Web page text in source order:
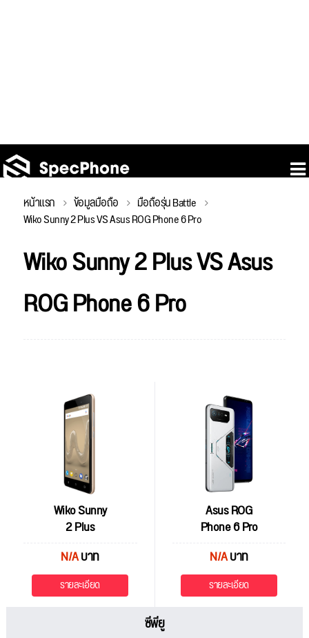
หน้าแรก ข้อมูลมือถือ มือถือรุ่น Battle
Wiko Sunny 2 Plus VS Asus ROG Phone 6 Pro
Wiko Sunny 2 Plus VS Asus
ROG Phone 6 Pro
Wiko Sunny
2 Plus
N/Aบาท
รายละเอียด
Asus ROG
Phone 6 Pro
N/Aบาท
รายละเอียด
ซีพียู